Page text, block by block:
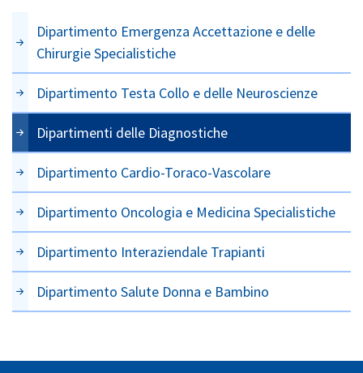
Dipartimento Emergenza Accettazione e delle
Chirurgie Specialistiche
Dipartimento Testa Collo e delle Neuroscienze
Dipartimenti delle Diagnostiche
Dipartimento Cardio-Toraco-Vascolare
Dipartimento Oncologia e Medicina Specialistiche
Dipartimento Interaziendale Trapianti
Dipartimento Salute Donna e Bambino